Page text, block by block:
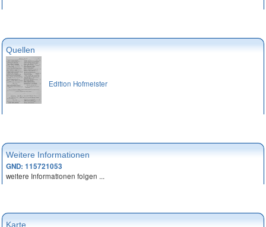
Quellen
Edition Hofmeister
Weitere Informationen
GND: 115721053
weitere Informationen folgen ...
Karte